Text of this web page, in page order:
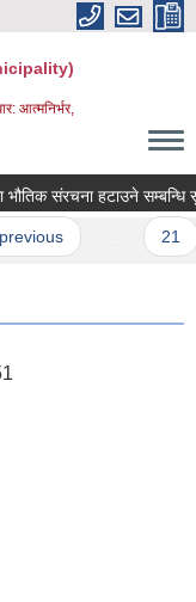
आत्मनिर्भर,